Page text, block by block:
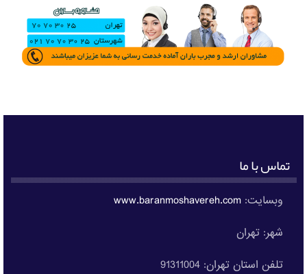
تماس با ما
وبسایت:www.baranmoshavereh.com
شهر: تهران
تلفن استان تهران: 91311004